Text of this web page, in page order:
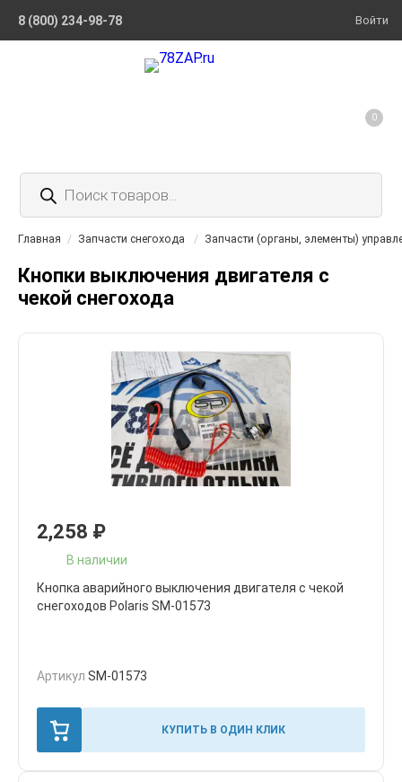
8 (800) 234-98-78 Войти
Поиск
товаров
0
Главная / Запчасти снегохода / Запчасти (органы, элементы)
Кнопки выключения двигателя с
чекой снегохода
2,258 ₽
В наличии
Кнопка аварийного выключения двигателя с чекой
снегоходов Polaris SM-01573
Артикул SM-01573
КУПИТЬ В ОДИН КЛИК